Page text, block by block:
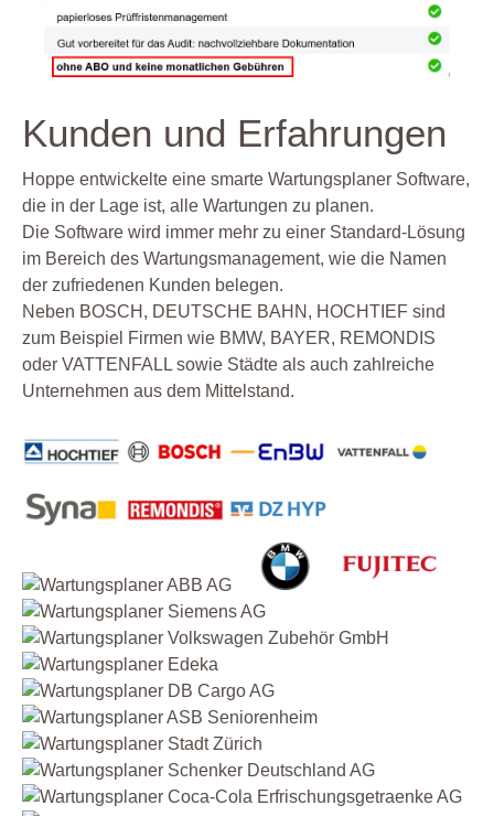
Kunden und Erfahrungen
Hoppe entwickelte eine smarte Wartungsplaner Software,
die in der Lage ist, alle Wartungen zu planen.
Die Software wird immer mehr zu einer Standard-Lösung
im Bereich des Wartungsmanagement, wie die Namen
der zufriedenen Kunden belegen.
Neben BOSCH, DEUTSCHE BAHN, HOCHTIEF sind
zum Beispiel Firmen wie BMW, BAYER, REMONDIS
oder VATTENFALL sowie Städte als auch zahlreiche
Unternehmen aus dem Mittelstand.